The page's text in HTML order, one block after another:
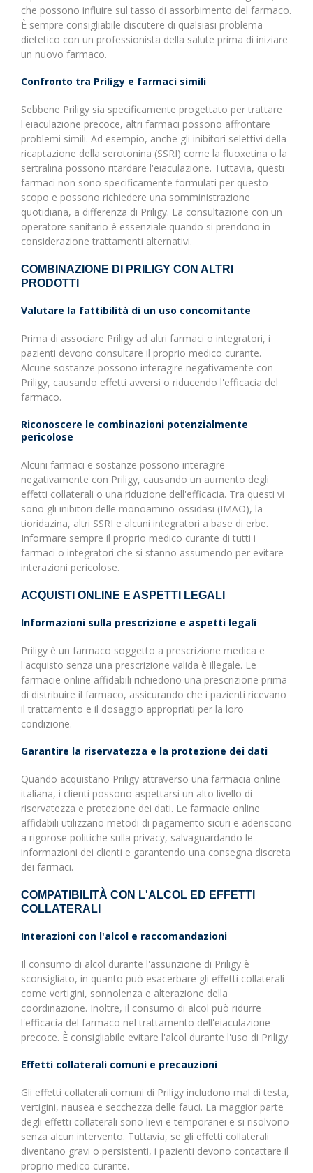
che possono influire sul tasso di assorbimento del farmaco.
È sempre consigliabile discutere di qualsiasi problema
dietetico con un professionista della salute prima di iniziare
un nuovo farmaco.
Confronto tra Priligy e farmaci simili
Sebbene Priligy sia specificamente progettato per trattare
l'eiaculazione precoce, altri farmaci possono affrontare
problemi simili. Ad esempio, anche gli inibitori selettivi della
ricaptazione della serotonina (SSRI) come la fluoxetina o la
sertralina possono ritardare l'eiaculazione. Tuttavia, questi
farmaci non sono specificamente formulati per questo
scopo e possono richiedere una somministrazione
quotidiana, a differenza di Priligy. La consultazione con un
operatore sanitario è essenziale quando si prendono in
considerazione trattamenti alternativi.
COMBINAZIONE DI PRILIGY CON ALTRI
PRODOTTI
Valutare la fattibilità di un uso concomitante
Prima di associare Priligy ad altri farmaci o integratori, i
pazienti devono consultare il proprio medico curante.
Alcune sostanze possono interagire negativamente con
Priligy, causando effetti avversi o riducendo l'efficacia del
farmaco.
Riconoscere le combinazioni potenzialmente
pericolose
Alcuni farmaci e sostanze possono interagire
negativamente con Priligy, causando un aumento degli
effetti collaterali o una riduzione dell'efficacia. Tra questi vi
sono gli inibitori delle monoamino-ossidasi (IMAO), la
tioridazina, altri SSRI e alcuni integratori a base di erbe.
Informare sempre il proprio medico curante di tutti i
farmaci o integratori che si stanno assumendo per evitare
interazioni pericolose.
ACQUISTI ONLINE E ASPETTI LEGALI
Informazioni sulla prescrizione e aspetti legali
Priligy è un farmaco soggetto a prescrizione medica e
l'acquisto senza una prescrizione valida è illegale. Le
farmacie online affidabili richiedono una prescrizione prima
di distribuire il farmaco, assicurando che i pazienti ricevano
il trattamento e il dosaggio appropriati per la loro
condizione.
Garantire la riservatezza e la protezione dei dati
Quando acquistano Priligy attraverso una farmacia online
italiana, i clienti possono aspettarsi un alto livello di
riservatezza e protezione dei dati. Le farmacie online
affidabili utilizzano metodi di pagamento sicuri e aderiscono
a rigorose politiche sulla privacy, salvaguardando le
informazioni dei clienti e garantendo una consegna discreta
dei farmaci.
COMPATIBILITÀ CON L'ALCOL ED EFFETTI
COLLATERALI
Interazioni con l'alcol e raccomandazioni
Il consumo di alcol durante l'assunzione di Priligy è
sconsigliato, in quanto può esacerbare gli effetti collaterali
come vertigini, sonnolenza e alterazione della
coordinazione. Inoltre, il consumo di alcol può ridurre
l'efficacia del farmaco nel trattamento dell'eiaculazione
precoce. È consigliabile evitare l'alcol durante l'uso di Priligy.
Effetti collaterali comuni e precauzioni
Gli effetti collaterali comuni di Priligy includono mal di testa,
vertigini, nausea e secchezza delle fauci. La maggior parte
degli effetti collaterali sono lievi e temporanei e si risolvono
senza alcun intervento. Tuttavia, se gli effetti collaterali
diventano gravi o persistenti, i pazienti devono contattare il
proprio medico curante.